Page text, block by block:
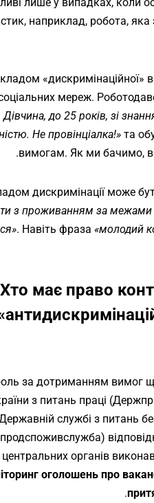
лише у випадках, коли
наприклад, робота,
«дискримінаційної»
соціальних мереж.
Дівчина, до 25 років, зі
Не провінціалка!» та
вимогам. Як ми бачимо, в
дискримінації може
з проживанням за межами
. Навіть фраза «молодий
Хто має право
за дотриманням вимог
з питань праці
службі з питань
органів
оголошень про
.